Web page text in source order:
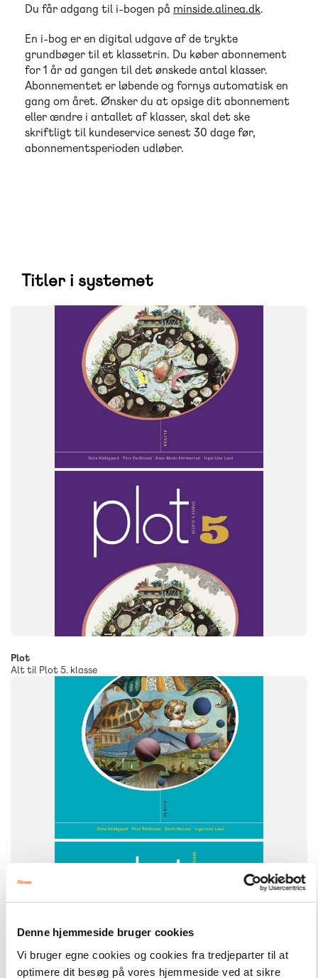
Denne hjemmeside bruger cookies
Vi bruger egne cookies og cookies fra tredjeparter til at
optimere dit besøg på vores hjemmeside ved at sikre
Du får adgang til i-bogen på minside.alinea.dk.
En i-bog er en digital udgave af de trykte
grundbøger til et klassetrin. Du køber abonnement
for 1 år ad gangen til det ønskede antal klasser.
Abonnementet er løbende og fornys automatisk en
gang om året. Ønsker du at opsige dit abonnement
eller ændre i antallet af klasser, skal det ske
skriftligt til kundeservice senest 30 dage før,
abonnementsperioden udløber.
Titler i systemet
Plot
Alt til Plot 5. klasse